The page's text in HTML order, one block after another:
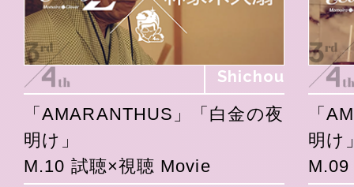
Shichou
「AMARANTHUS」「白金の夜
明け」
M.10 試聴×視聴 Movie
「
明け